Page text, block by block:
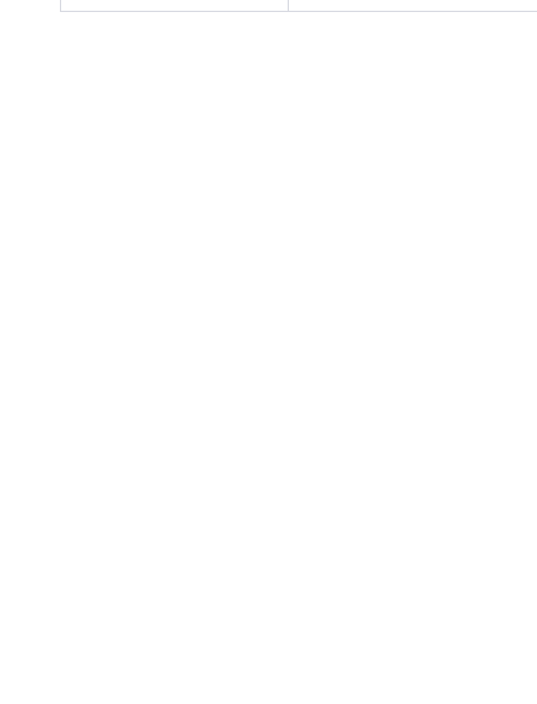
Data ostatniej aktualizacji